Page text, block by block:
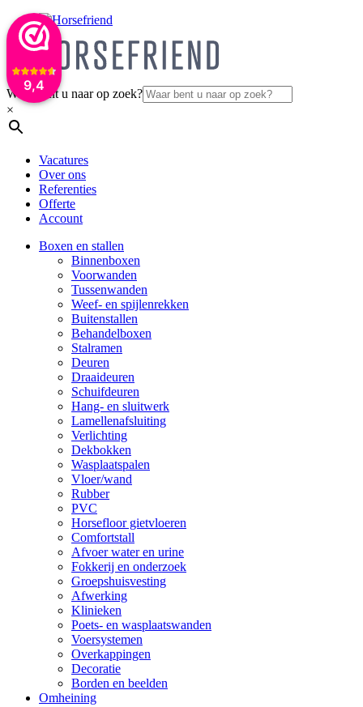
9,4
Waar bent u naar op zoek?
×
Vacatures
Over ons
Referenties
Offerte
Account
Boxen en stallen
Binnenboxen
Voorwanden
Tussenwanden
Weef- en spijlenrekken
Buitenstallen
Behandelboxen
Stalramen
Deuren
Draaideuren
Schuifdeuren
Hang- en sluitwerk
Lamellenafsluiting
Verlichting
Dekbokken
Wasplaatspalen
Vloer/wand
Rubber
PVC
Horsefloor gietvloeren
Comfortstall
Afvoer water en urine
Fokkerij en onderzoek
Groepshuisvesting
Afwerking
Klinieken
Poets- en wasplaatswanden
Voersystemen
Overkappingen
Decoratie
Borden en beelden
Omheining